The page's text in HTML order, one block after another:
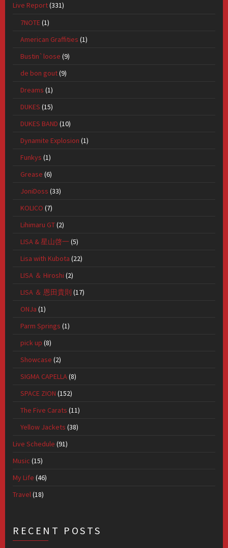
Live Report(331)
7NOTE(1)
American Graffities (1)
Bustin`loose (9)
de bon gout(9)
Dreams (1)
DUKES (15)
DUKES BAND (10)
Dynamite Explosion (1)
Funkys (1)
Grease (6)
JoniDoss (33)
KOLICO (7)
Lihimaru GT(2)
LISA & 星山啓一(5)
Lisa with Kubota (22)
LISA ＆ Hiroshi (2)
LISA ＆ 恩田貴則 (17)
ONJa (1)
Parm Springs (1)
pick up (8)
Showcase (2)
SIGMA CAPELLA(8)
SPACE ZION (152)
The Five Carats (11)
Yellow Jackets (38)
Live Schedule (91)
Music (15)
My Life (46)
Travel(18)
RECENT POSTS